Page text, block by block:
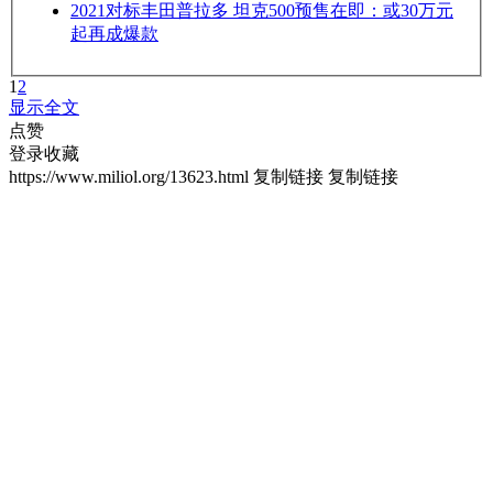
2021 对标丰田普拉多 坦克500预售在即：或30万元
起再成爆款
1 2
显示全文
点赞
登录收藏
https://www.miliol.org/13623.html 复制链接 复制链接